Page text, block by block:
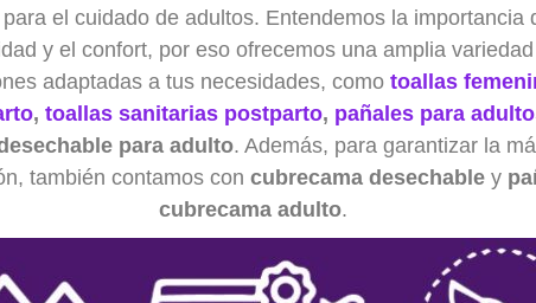
el cuidado de adultos. Entendemos la importancia
y el confort, por eso ofrecemos una amplia
adaptadas a tus necesidades, como toallas
, toallas sanitarias postparto, pañales para
para adulto. Además, para garantizar la
también contamos con cubrecama desechabley
cubrecama adulto.